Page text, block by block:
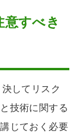
すべき
してリスク
技術に関する
じておく必要